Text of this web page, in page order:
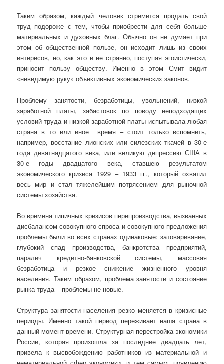
Таким образом, каждый человек стремится продать свой
труд подороже с тем, чтобы приобрести для себя больше
материальных и духовных благ. Обычно он не думает при
этом об общественной пользе, он исходит лишь из своих
интересов, но, как это и не странно, поступая эгоистически,
приносит пользу обществу. Именно в этом Смит видит
«невидимую руку» объективных экономических законов.
Проблему занятости, безработицы, увольнений, низкой
заработной платы, забастовок по поводу неподходящих
условий труда и низкой заработной платы испытывала любая
страна в то или иное время – стоит только вспомнить,
например, восстание лионских или силезских ткачей в 30-е
года девятнадцатого века, или великую депрессию США в
30-е годы двадцатого века, ставшею результатом
экономического кризиса 1929 – 1933 гг., который охватил
весь мир и стал тяжелейшим потрясением для рыночной
системы хозяйства.
Во времена типичных кризисов перепроизводства, вызванных
дисбалансом совокупного спроса и совокупного предложения
проблемы были во всех странах одинаковые: затоваривание,
глубокий спад производства, банкротства предприятий,
паралич кредитно-банковской системы, массовая
безработица и резкое снижение жизненного уровня
населения. Таким образом, проблема занятости и состояние
рынка труда – проблемы не новые.
Структура занятости населения резко меняется в кризисные
периоды. Именно такой период переживает наша страна в
данный момент времени. Структурная перестройка экономики
России, которая произошла за последние двадцать лет,
привела к высвобождению работников из материальной и